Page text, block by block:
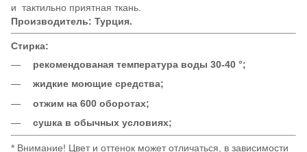
и тактильно приятная ткань.
Производитель: Турция.
Стирка:
рекомендованая температура воды 30-40 °;
жидкие моющие средства;
отжим на 600 оборотах;
сушка в обычных условиях;
* Внимание! Цвет и оттенок может отличаться, в зависимости